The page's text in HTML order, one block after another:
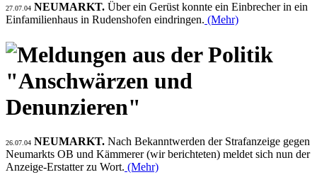
27.07.04 NEUMARKT. Über ein Gerüst konnte ein Einbrecher in ein
Einfamilienhaus in Rudenshofen eindringen. (Mehr)
"Anschwärzen und
Denunzieren"
26.07.04 NEUMARKT. Nach Bekanntwerden der Strafanzeige gegen
Neumarkts OB und Kämmerer (wir berichteten) meldet sich nun der
Anzeige-Erstatter zu Wort. (Mehr)